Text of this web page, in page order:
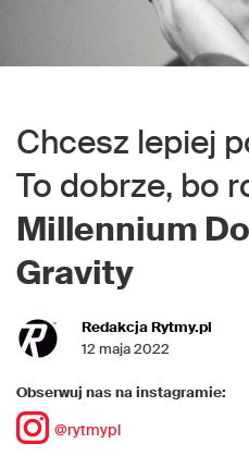
Chcesz lepiej
To dobrze, bo
Millennium
Gravity
Redakcja Rytmy.pl
12 maja 2022
Obserwuj nas na instagramie:
@rytmypl